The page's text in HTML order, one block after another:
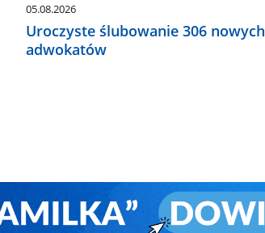
05.08.2026
Uroczyste ślubowanie 306 nowych
adwokatów